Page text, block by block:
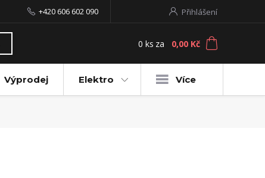
Přihlášení
+420 606 602 090
0 ks za 0,00 Kč
Výprodej Elektro Více